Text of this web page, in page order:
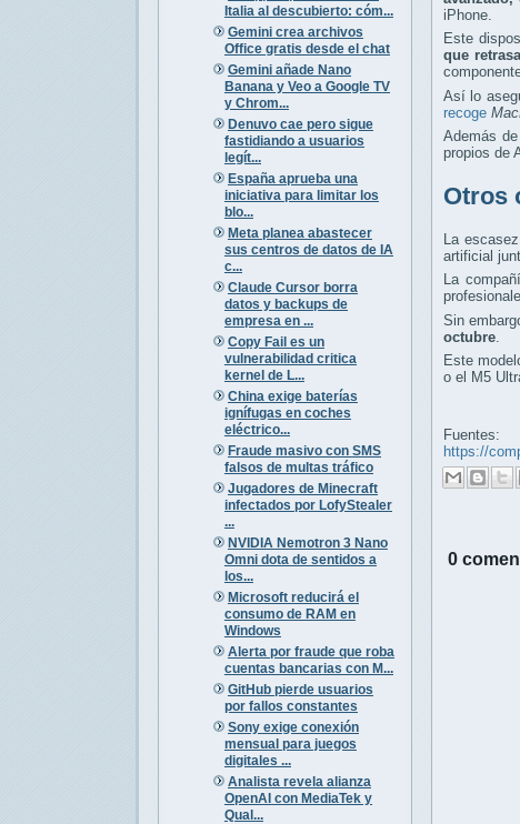
Italia al descubierto: cóm...
Gemini crea archivos
Office gratis desde el chat
Gemini añade Nano
Banana y Veo a Google TV
y Chrom...
Denuvo cae pero sigue
fastidiando a usuarios
legít...
España aprueba una
iniciativa para limitar los
blo...
Meta planea abastecer
sus centros de datos de IA
c...
Claude Cursor borra
datos y backups de
empresa en ...
Copy Fail es un
vulnerabilidad critica
kernel de L...
China exige baterías
ignífugas en coches
eléctrico...
Fraude masivo con SMS
falsos de multas tráfico
Jugadores de Minecraft
infectados por LofyStealer
...
NVIDIA Nemotron 3 Nano
Omni dota de sentidos a
los...
Microsoft reducirá el
consumo de RAM en
Windows
Alerta por fraude que roba
cuentas bancarias con M...
GitHub pierde usuarios
por fallos constantes
Sony exige conexión
mensual para juegos
digitales ...
Analista revela alianza
OpenAI con MediaTek y
Qual...
iPhone.
Este
que
Así lo
recoge
Además
propios de
Otros
La
artificial
La
Sin
octubre
Este
o el M5
Fuentes:
https://
0